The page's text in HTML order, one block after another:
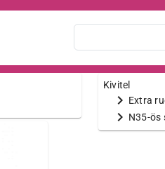
Kivitel
chevron_right Extra
chevron_right N35-ös